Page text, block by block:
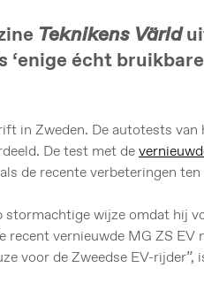
Teknikens Värld
écht
in Zweden. De autotests
De test met de
de recente verbeteringen ten
wijze omdat hij
vernieuwde MG ZS
voor de Zweedse EV-rijder”,